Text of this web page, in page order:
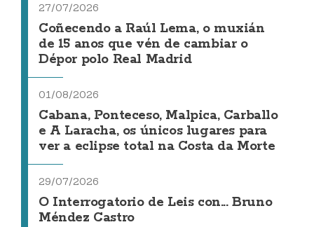
27/07/2026
Coñecendo a Raúl Lema, o muxián
de 15 anos que vén de cambiar o
Dépor polo Real Madrid
01/08/2026
Cabana, Ponteceso, Malpica, Carballo
e A Laracha, os únicos lugares para
ver a eclipse total na Costa da Morte
29/07/2026
O Interrogatorio de Leis con... Bruno
Méndez Castro